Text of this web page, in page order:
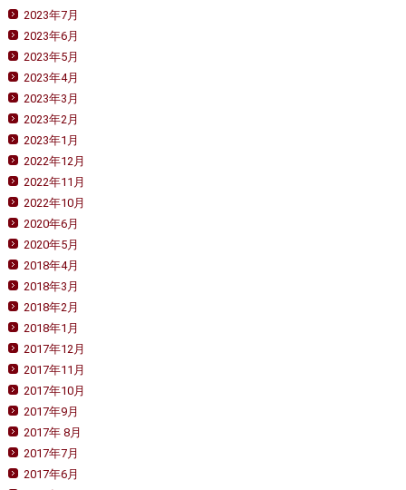
2023年7月
2023年6月
2023年5月
2023年4月
2023年3月
2023年2月
2023年1月
2022年12月
2022年11月
2022年10月
2020年6月
2020年5月
2018年4月
2018年3月
2018年2月
2018年1月
2017年12月
2017年11月
2017年10月
2017年9月
2017年 8月
2017年7月
2017年6月